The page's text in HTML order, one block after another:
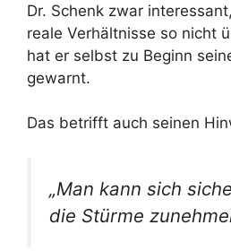
Dr. Schenk zwar
reale Verhältnisse so nicht
hat er selbst zu Beginn
gewarnt.
Das betrifft auch seinen
„Man kann sich
die Stürme